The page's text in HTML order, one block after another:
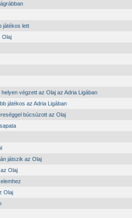
játékos lett
Olaj
végzett az Olaj az Adria Ligában
játékos az Adria Ligában
búcsúzott az Olaj
játszik az Olaj
Olaj
Olaj